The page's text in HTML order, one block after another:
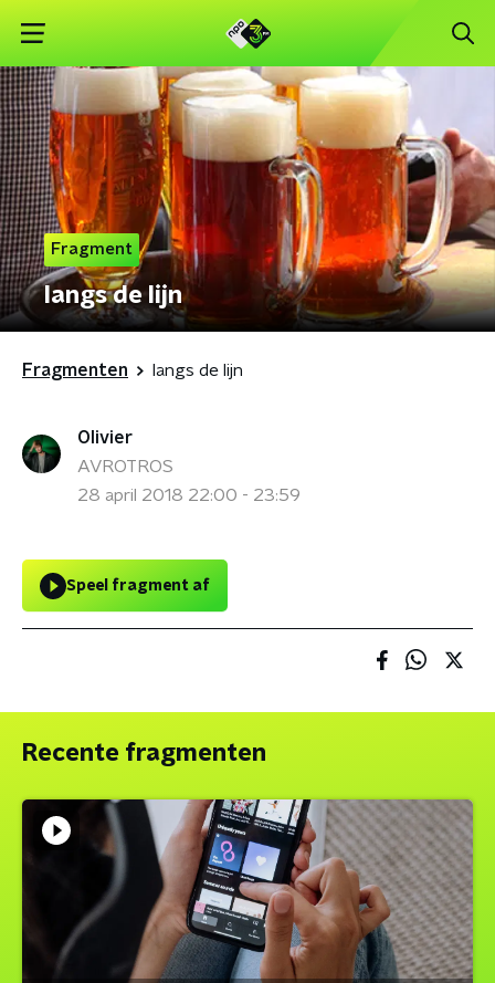
Fragment
langs de lijn
Fragmenten langs de lijn
Olivier
AVROTROS
28 april 2018 22:00 - 23:59
Speel fragment af
Recente fragmenten